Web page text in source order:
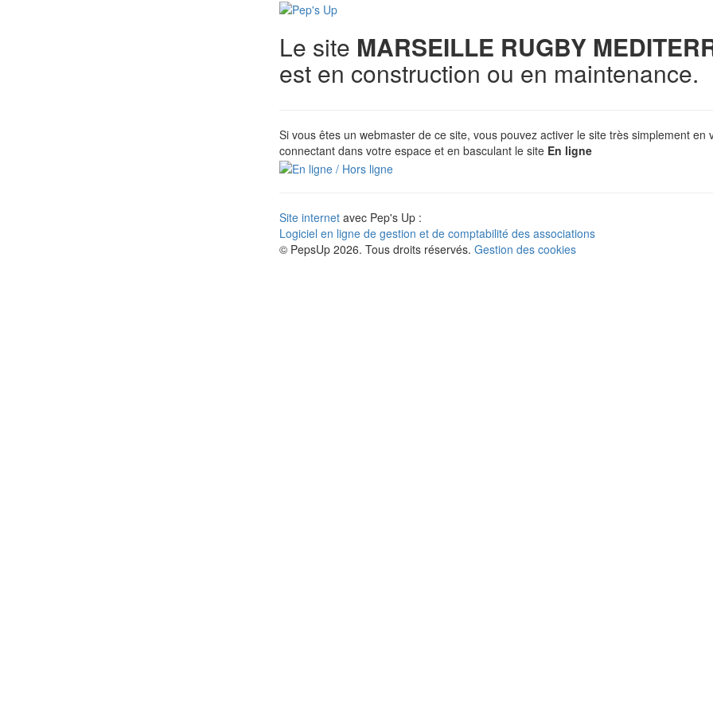
Le site MARSEILLE RUGBY
est en construction ou en maintenance.
Si vous êtes un webmaster de ce site, vous pouvez activer le site très simplement en
connectant dans votre espace et en basculant le site En ligne
Site internet avec Pep's Up :
Logiciel en ligne de gestion et de comptabilité des associations
© PepsUp 2026. Tous droits réservés. Gestion des cookies